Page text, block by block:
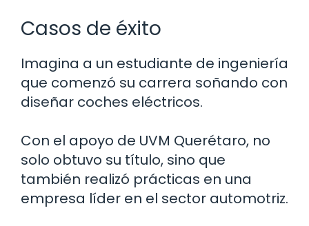
Casos de éxito
Imagina a un estudiante de ingeniería
que comenzó su carrera soñando con
diseñar coches eléctricos.
Con el apoyo de UVM Querétaro, no
solo obtuvo su título, sino que
también realizó prácticas en una
empresa líder en el sector automotriz.